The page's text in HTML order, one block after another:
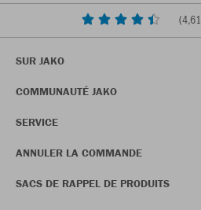
(4,61
SUR JAKO
COMMUNAUTÉ JAKO
SERVICE
ANNULER LA COMMANDE
SACS DE RAPPEL DE PRODUITS